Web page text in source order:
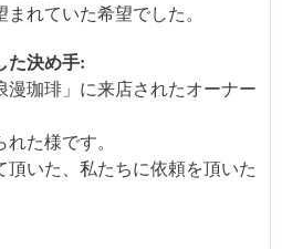
れていた希望でした。
た決め手:
珈琲」に来店されたオーナー
た様です。
頂いた、私たちに依頼を頂いた